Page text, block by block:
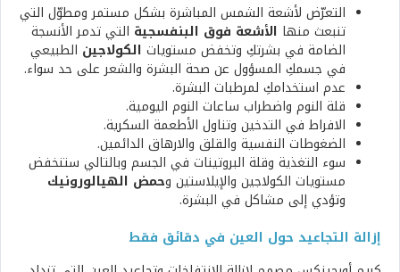
التعرّض لأشعة الشمس المباشرة بشكل مستمر ومطوّل التي
تنبعث منها الأشعة فوق البنفسجية التي تدمر الأنسجة
الضامة في بشرتكِ وتخفض مستويات الكولاجين الطبيعي
في جسمكِ المسؤول عن صحة البشرة والشعر على حد سواء.
عدم استخدامكِ لمرطبات البشرة.
قلة النوم واضطراب ساعات النوم اليومية.
الافراط في التدخين وتناول الأطعمة السكرية.
الضغوطات النفسية والقلق والارهاق الدائمين.
سوء التغذية وقلة البروتينات في الجسم وبالتالي ستنخفض
مستويات الكولاجين والإيلاستين وحمض الهيالورونيك
وتؤدي إلى مشاكل في البشرة.
إزالة التجاعيد حول العين في دقائق فقط